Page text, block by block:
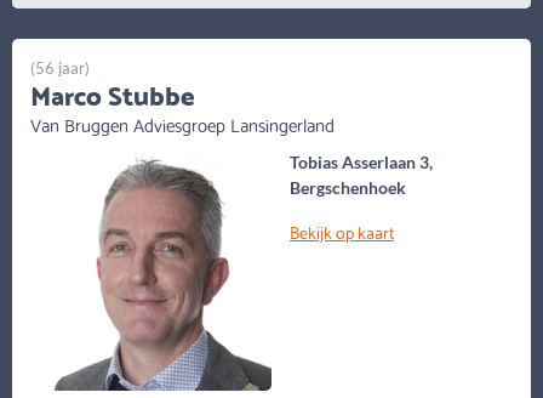
Tobias Asserlaan 3,
Bergschenhoek
Bekijk op kaart
(56 jaar)
Marco Stubbe
Van Bruggen Adviesgroep Lansingerland